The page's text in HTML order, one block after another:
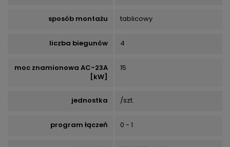
sposób montażu tablicowy
liczba biegunów 4
moc znamionowa AC-23A
[kW]
15
jednostka /szt.
program łączeń 0 - 1